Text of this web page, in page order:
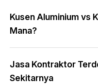
Kusen Aluminium vs
Mana?
Jasa Kontraktor
Sekitarnya